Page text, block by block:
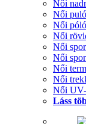
Női
Női
Női
Női
Női
Női
Női
Női
Női
Láss